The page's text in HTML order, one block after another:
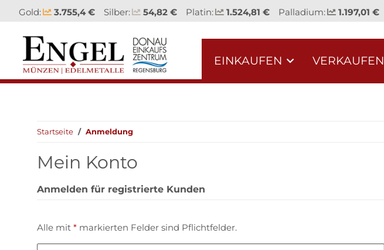
Gold: 3.755,4 € Silber: 54,82 € Platin: 1.524,81 € Palladium: 1.197,01 €
EINKAUFEN VERKAUFEN
Startseite Anmeldung
Mein Konto
Anmelden für registrierte Kunden
Alle mit * markierten Felder sind Pflichtfelder.